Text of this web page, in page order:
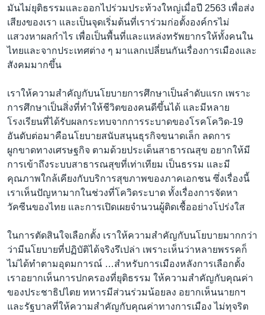
มันไม่ยุติธรรมและออกไปร่วมประท้วงใหญ่เมื่อปี 2563 เพื่อส่ง
เสียงของเรา และเป็นจุดเริ่มต้นที่เราร่วมก่อตั้งองค์กรไม่
แสวงหาผลกำไร เพื่อเป็นพื้นที่และแหล่งทรัพยากรให้ทั้งคนใน
ไทยและจากประเทศต่าง ๆ มาแลกเปลี่ยนกันเรื่องการเมืองและ
สังคมมากขึ้น
เราให้ความสำคัญกับนโยบายการศึกษาเป็นลำดับแรก เพราะ
การศึกษาเป็นสิ่งที่ทำให้ชีวิตของคนดีขึ้นได้ และมีหลาย
โรงเรียนที่ได้รับผลกระทบจากการระบาดของโรคโควิด-19
อันดับต่อมาคือนโยบายสนับสนุนธุรกิจขนาดเล็ก ลดการ
ผูกขาดทางเศรษฐกิจ ตามด้วยประเด็นสาธารณสุข อยากให้มี
การเข้าถึงระบบสาธารณสุขที่เท่าเทียม เป็นธรรม และมี
คุณภาพใกล้เคียงกับบริการสุขภาพของภาคเอกชน ซึ่งเรื่องนี้
เราเห็นปัญหามากในช่วงที่โควิดระบาด ทั้งเรื่องการจัดหา
วัคซีนของไทย และการเปิดเผยจำนวนผู้ติดเชื้ออย่างโปร่งใส
ในการตัดสินใจเลือกตั้ง เราให้ความสำคัญกับนโยบายมากกว่า
ว่ามีนโยบายที่ปฏิบัติได้จริงรึเปล่า เพราะเห็นว่าหลายพรรคก็
ไม่ได้ทำตามอุดมการณ์ …สำหรับการเมืองหลังการเลือกตั้ง
เราอยากเห็นการปกครองที่ยุติธรรม ให้ความสำคัญกับคุณค่า
ของประชาธิปไตย ทหารมีส่วนร่วมน้อยลง อยากเห็นนายกฯ
และรัฐบาลที่ให้ความสำคัญกับคุณค่าทางการเมือง ไม่ทุจริต